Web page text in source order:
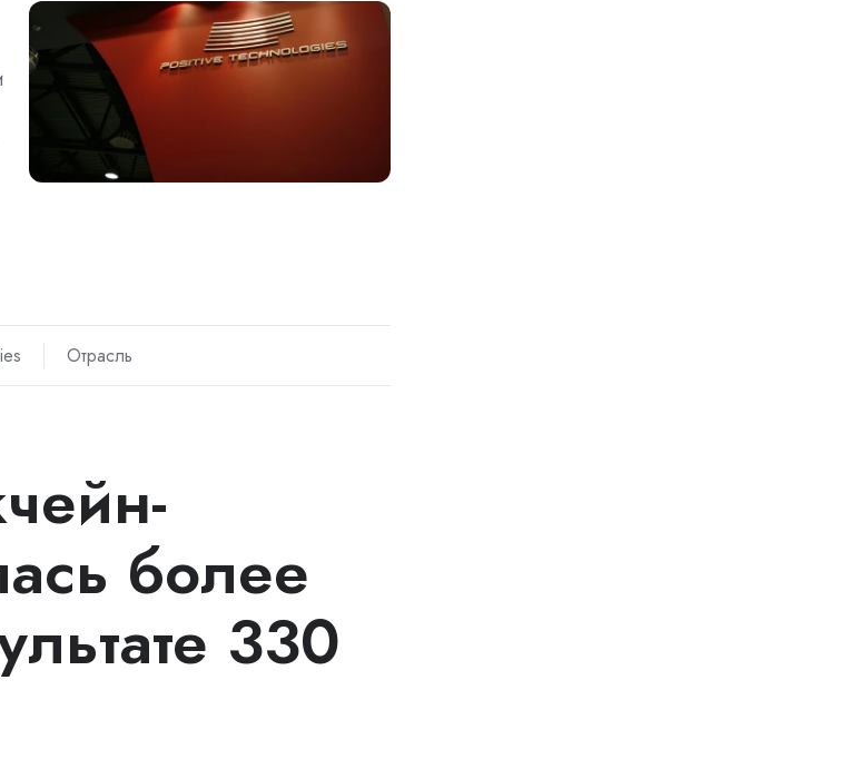
Отрасль
более
330